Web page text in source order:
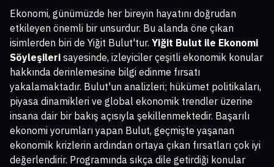
Ekonomi, günümüzde her bireyin hayatını doğrudan
etkileyen önemli bir unsurdur. Bu alanda öne çıkan
isimlerden biri de Yiğit Bulut'tur. Yiğit Bulut ile Ekonomi
Söyleşileri sayesinde, izleyiciler çeşitli ekonomik konular
hakkında derinlemesine bilgi edinme fırsatı
yakalamaktadır. Bulut'un analizleri; hükümet politikaları,
piyasa dinamikleri ve global ekonomik trendler üzerine
insana dair bir bakış açısıyla şekillenmektedir. Başarılı
ekonomi yorumları yapan Bulut, geçmişte yaşanan
ekonomik krizlerin ardından ortaya çıkan fırsatları çok iyi
değerlendirir. Programında sıkça dile getirdiği konular